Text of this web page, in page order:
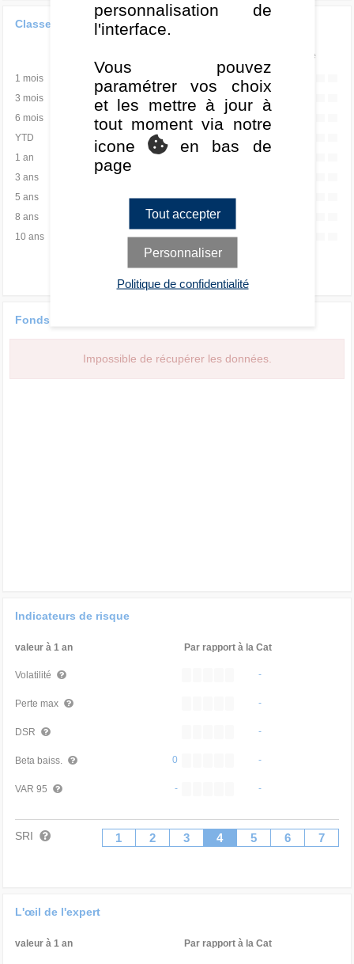
Classement de la performance
Quartile
1 mois
3 mois
-
6 mois
YTD
1 an
3 ans
5 ans
-
8 ans
-
10 ans
-
Fonds versus catégorie
Impossible de récupérer les données.
Indicateurs de risque
valeur à 1 an Par rapport à la Cat
Volatilité -
Perte max -
DSR -
Beta baiss. 0 -
VAR 95 - -
SRI 1 2 3 4 5 6 7
L'œil de l'expert
valeur à 1 an Par rapport à la Cat
personnalisation de
l'interface.
Vous pouvez
paramétrer vos choix
et les mettre à jour à
tout moment via notre
icone
en bas de
page
Tout accepter
Personnaliser
Politique de confidentialité